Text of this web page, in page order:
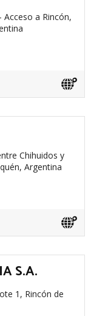
Acceso a Rincón,
Chihuidos y
Argentina
S.A.
1, Rincón de